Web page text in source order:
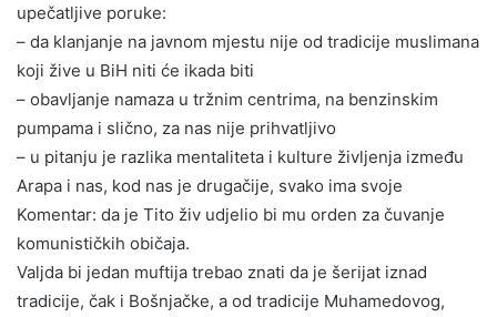
upečatljive poruke:
– da klanjanje na javnom mjestu nije od tradicije muslimana
koji žive u BiH niti će ikada biti
– obavljanje namaza u tržnim centrima, na benzinskim
pumpama i slično, za nas nije prihvatljivo
– u pitanju je razlika mentaliteta i kulture življenja između
Arapa i nas, kod nas je drugačije, svako ima svoje
Komentar: da je Tito živ udjelio bi mu orden za čuvanje
komunističkih običaja.
Valjda bi jedan muftija trebao znati da je šerijat iznad
tradicije, čak i Bošnjačke, a od tradicije Muhamedovog,